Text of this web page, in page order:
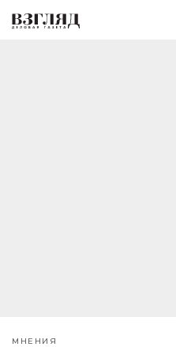
МНЕНИЯ